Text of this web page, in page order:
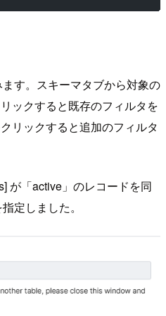
す。スキーマタブから対象の
ックすると既存のフィルタを
リックすると追加のフィルタ
が「active」のレコードを同
定しました。